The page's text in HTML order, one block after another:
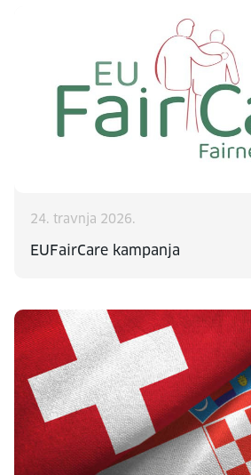
24. travnja 2026.
EUFairCare kampanja